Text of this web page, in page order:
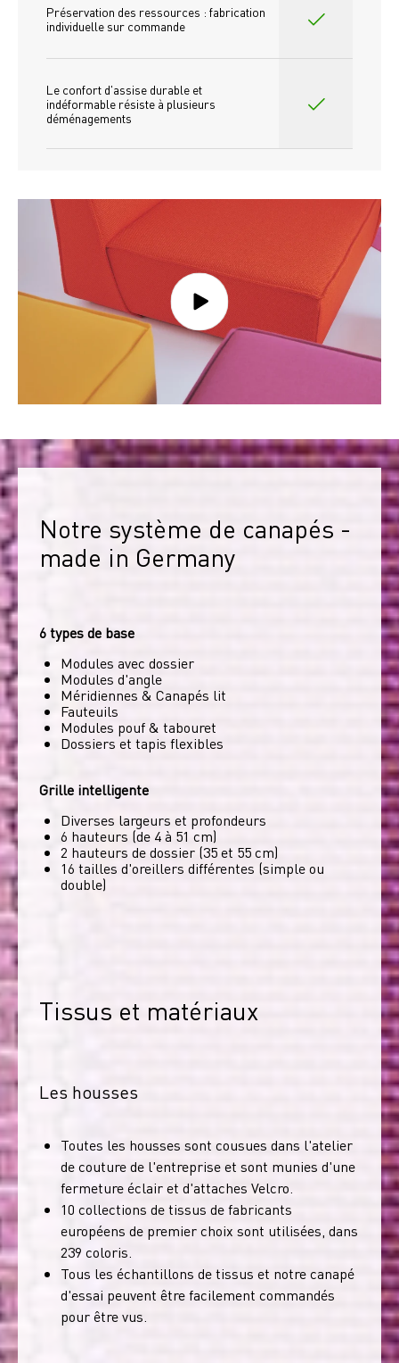
Préservation des ressources : fabrication
individuelle sur commande
Le confort d'assise durable et
indéformable résiste à plusieurs
déménagements
Notre système de canapés -
made in Germany
6 types de base
Modules avec dossier
Modules d'angle
Méridiennes & Canapés lit
Fauteuils
Modules pouf & tabouret
Dossiers et tapis flexibles
Grille intelligente
Diverses largeurs et profondeurs
6 hauteurs (de 4 à 51 cm)
2 hauteurs de dossier (35 et 55 cm)
16 tailles d'oreillers différentes (simple ou
double)
Tissus et matériaux
Les housses
Toutes les housses sont cousues dans l'atelier
de couture de l'entreprise et sont munies d'une
fermeture éclair et d'attaches Velcro.
10 collections de tissus de fabricants
européens de premier choix sont utilisées, dans
239 coloris.
Tous les échantillons de tissus et notre canapé
d'essai peuvent être facilement commandés
pour être vus.